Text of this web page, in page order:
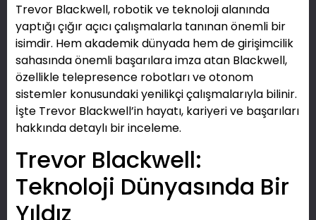
Trevor Blackwell, robotik ve teknoloji alanında
yaptığı çığır açıcı çalışmalarla tanınan önemli bir
isimdir. Hem akademik dünyada hem de girişimcilik
sahasında önemli başarılara imza atan Blackwell,
özellikle telepresence robotları ve otonom
sistemler konusundaki yenilikçi çalışmalarıyla bilinir.
İşte Trevor Blackwell’in hayatı, kariyeri ve başarıları
hakkında detaylı bir inceleme.
Trevor Blackwell:
Teknoloji Dünyasında Bir
Yıldız